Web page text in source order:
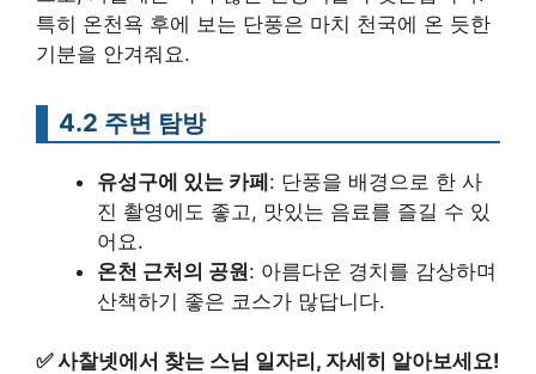
특히 온천욕 후에 보는 단풍은 마치 천국에 온 듯한
기분을 안겨줘요.
4.2 주변 탐방
유성구에 있는 카페: 단풍을 배경으로 한 사
진 촬영에도 좋고, 맛있는 음료를 즐길 수 있
어요.
온천 근처의 공원: 아름다운 경치를 감상하며
산책하기 좋은 코스가 많답니다.
✅사찰넷에서 찾는 스님 일자리, 자세히 알아보세요!